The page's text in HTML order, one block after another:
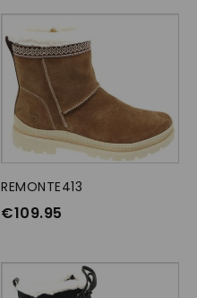
OPTIES SELECTEREN
REMONTE413
€109.95